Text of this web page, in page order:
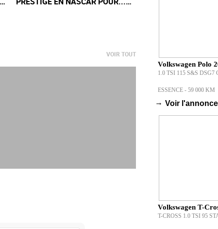
VOIR TOUT
Volkswagen Polo
1.0 TSI 115 S&S
ESSENCE - 59 000 KM
→ Voir l'annonce
Volkswagen T-
T-CROSS 1.0 TSI 95